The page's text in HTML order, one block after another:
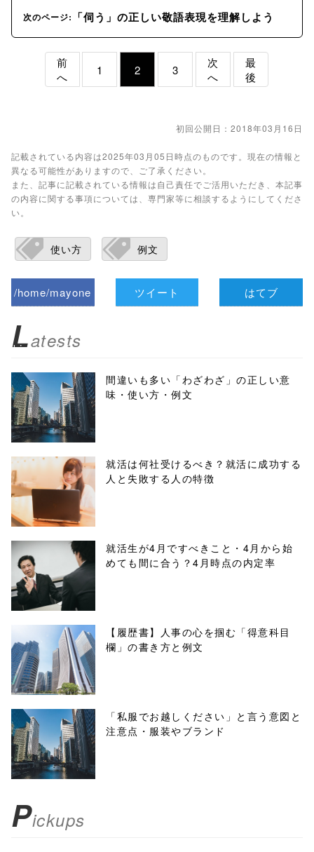
次のページ: 「伺う」の正しい敬語表現を理解しよう
前
へ
1 2 3
次
へ
最
後
初回公開日：2018年03月16日
記載されている内容は2025年03月05日時点のものです。現在の情報と
異なる可能性がありますので、ご了承ください。
また、記事に記載されている情報は自己責任でご活用いただき、本記事
の内容に関する事項については、専門家等に相談するようにしてくださ
い。
使い方 例文
/home/mayone
biz.jp/public_ht
ml/wp-
content/themes
/tapbiz_theme/
parts/sns-
buttons.php on
line10
/1041453"
onclick="windo
w.open(this.hre
f, 'Gwindow',
'width=550,
height=450,
menubar=no,
toolbar=no,
scrollbars=yes'
false;"> シェア
ツイート はてブ
Latests
間違いも多い「わざわざ」の正しい意
味・使い方・例文
就活は何社受けるべき？就活に成功する
人と失敗する人の特徴
就活生が4月ですべきこと・4月から始
めても間に合う？4月時点の内定率
【履歴書】人事の心を掴む「得意科目
欄」の書き方と例文
「私服でお越しください」と言う意図と
注意点・服装やブランド
Pickups